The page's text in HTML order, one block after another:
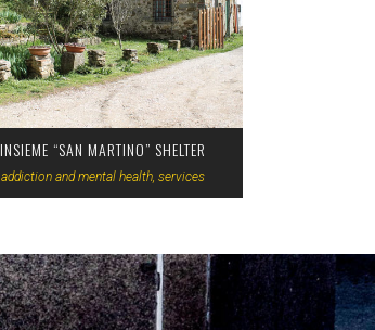
INSIEME “SAN MARTINO” SHELTER
addiction and mental health, services